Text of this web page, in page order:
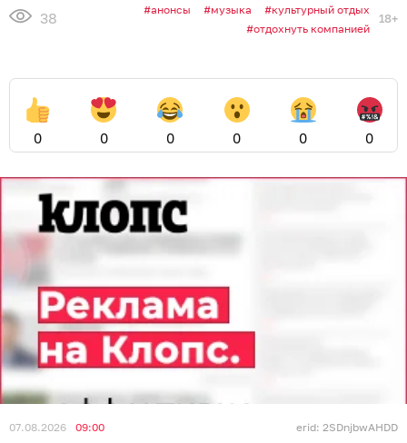
38 анонсы музыка
культурный отдых
отдохнуть компанией
18+
0 0 0 0 0 0
07.08.2026 09:00 erid: 2SDnjbwAHDD